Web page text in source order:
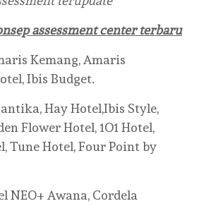
assessment center terbaru
Kemang, Amaris
Ibis Budget.
Hay Hotel,Ibis Style,
Flower Hotel, 1O1 Hotel,
Tune Hotel, Four Point by
NEO+ Awana, Cordela